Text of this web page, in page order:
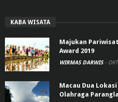
KABA WISATA
Majukan
Award 2019
WIRMAS DARWIS -
Macau Dua
Olahraga